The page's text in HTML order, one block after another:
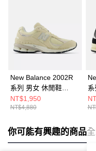
New Balance 2002R
系列 男女 休閒鞋
M2002RFI-D
NT$1,950
NT$4,880
你可能有興趣的商品